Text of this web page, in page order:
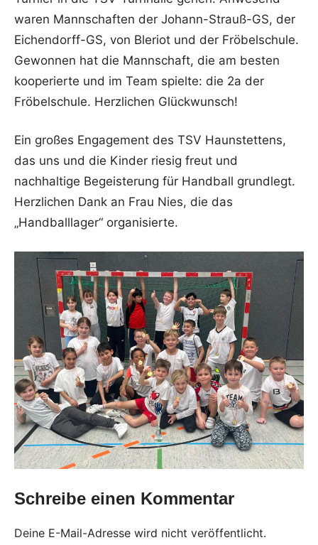
waren Mannschaften der Johann-Strauß-GS, der
Eichendorff-GS, von Bleriot und der Fröbelschule.
Gewonnen hat die Mannschaft, die am besten
kooperierte und im Team spielte: die 2a der
Fröbelschule. Herzlichen Glückwunsch!
Ein großes Engagement des TSV Haunstettens,
das uns und die Kinder riesig freut und
nachhaltige Begeisterung für Handball grundlegt.
Herzlichen Dank an Frau Nies, die das
„Handballlager“ organisierte.
Schreibe einen Kommentar
Deine E-Mail-Adresse wird nicht veröffentlicht.